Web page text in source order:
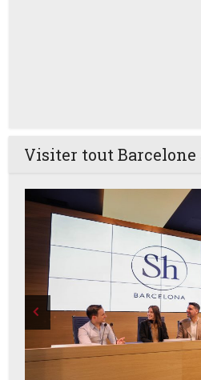
Visiter tout Barcelone